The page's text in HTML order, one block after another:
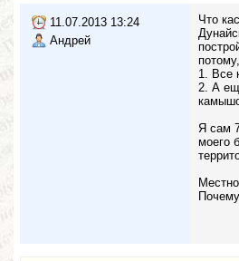
11.07.2013 13:24
Андрей
Что
1. Все
2. А
Я сам
моего